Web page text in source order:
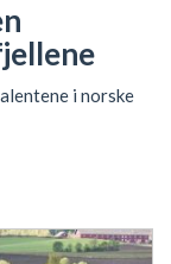
i norske